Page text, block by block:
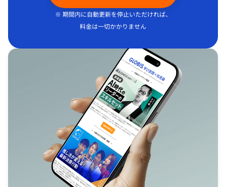
※ 期間内に自動更新を停止いただければ、
料金は一切かかりません